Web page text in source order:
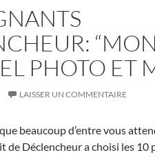
“MON
PHOTO ET
LAISSER UN COMMENTAIRE
beaucoup d’entre vous
de Déclencheur a choisi les